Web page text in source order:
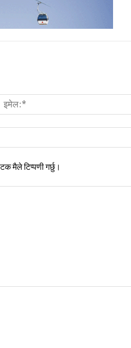
मैले टिप्पणी गर्छु।